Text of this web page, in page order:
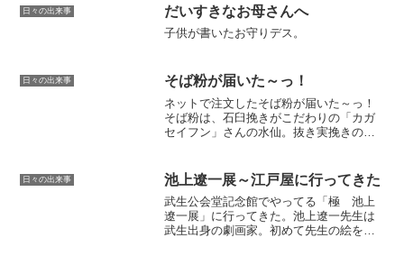
日々の出来事 だいすきなお母さんへ
子供が書いたお守りデス。
日々の出来事 そば粉が届いた～っ！
ネットで注文したそば粉が届いた～っ！
そば粉は、石臼挽きがこだわりの「カガ
セイフン」さんの水仙。抜き実挽きの白
は製粉日の記載が！10cmほど雪が降りま
したって書いてあるか...
日々の出来事 池上遼一展～江戸屋に行ってきた
武生公会堂記念館でやってる「極 池上
遼一展」に行ってきた。池上遼一先生は
武生出身の劇画家。初めて先生の絵を見